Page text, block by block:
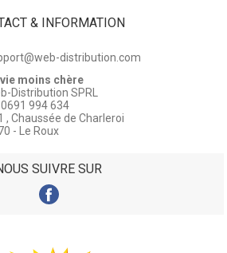
& INFORMATION
distribution.com
vie moins chère
Distribution SPRL
0691 994 634
, Chaussée de Charleroi
- Le Roux
SUIVRE SUR